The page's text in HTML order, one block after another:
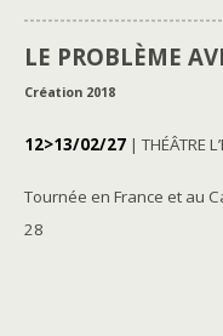
LE PROBLÈME
Création 2018
12>13/02/27 | THÉÂTRE
Tournée en France et au
28